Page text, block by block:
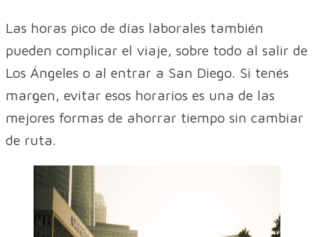
Las horas pico de días laborales también
pueden complicar el viaje, sobre todo al salir de
Los Ángeles o al entrar a San Diego. Si tenés
margen, evitar esos horarios es una de las
mejores formas de ahorrar tiempo sin cambiar
de ruta.